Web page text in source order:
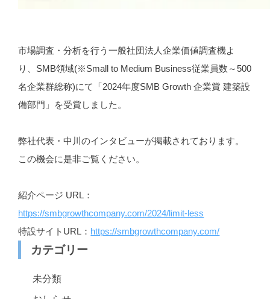
市場調査・分析を行う一般社団法人企業価値調査機よ
り、SMB領域(※Small to Medium Business従業員数～500
名企業群総称)にて「2024年度SMB Growth 企業賞 建築設
備部門」を受賞しました。
弊社代表・中川のインタビューが掲載されております。
この機会に是非ご覧ください。
紹介ページ URL：
https://smbgrowthcompany.com/2024/limit-less
特設サイトURL： https://smbgrowthcompany.com/
カテゴリー
未分類